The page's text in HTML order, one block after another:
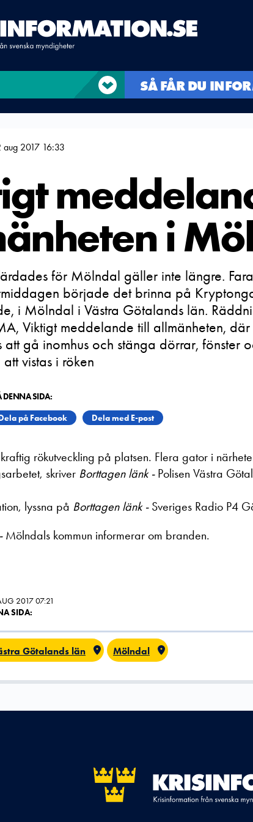
SÅ FÅR DU
aug 2017 16:33
i
för Mölndal gäller inte längre.
började det brinna på
i Mölndal i Västra Götalands län.
Viktigt meddelande till allmänheten,
att gå inomhus och stänga dörrar, fönster
vistas i röken
DENNA SIDA:
på Facebook Dela med E-post
rökutveckling på platsen. Flera gator i
skriver Borttagen länk -Polisen Västra
lyssna på Borttagen länk -Sveriges Radio P4
Mölndals kommun informerar om branden.
2017 07:21
SIDA:
Götalands län Mölndal